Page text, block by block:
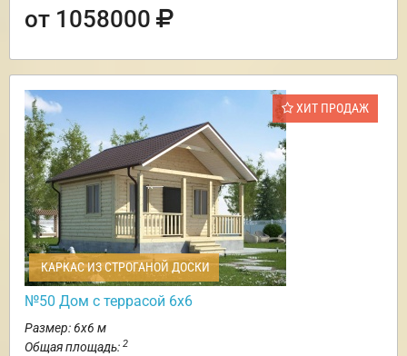
от 1058000
ХИТ ПРОДАЖ
КАРКАС ИЗ СТРОГАНОЙ ДОСКИ
№50 Дом с террасой 6х6
Размер: 6х6 м
Общая площадь: 2